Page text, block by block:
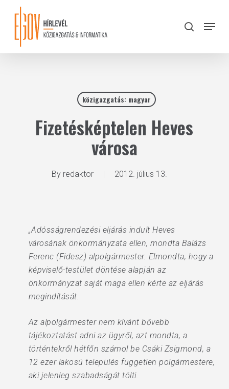
content
search
Menu
közigazgatás: magyar
Fizetésképtelen Heves
városa
By redaktor 2012. július 13.
„Adósságrendezési eljárás indult Heves
városának önkormányzata ellen, mondta Balázs
Ferenc (Fidesz) alpolgármester. Elmondta, hogy a
képviselő-testület döntése alapján az
önkormányzat saját maga ellen kérte az eljárás
megindítását.
Az alpolgármester nem kívánt bővebb
tájékoztatást adni az ügyről, azt mondta, a
történtekről hétfőn számol be Csáki Zsigmond, a
12 ezer lakosú település független polgármestere,
aki jelenleg szabadságát tölti.
Close